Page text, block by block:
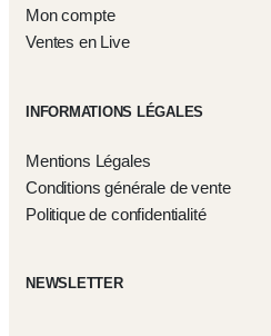
Mon compte
Ventes en Live
INFORMATIONS LÉGALES
Mentions Légales
Conditions générale de vente
Politique de confidentialité
NEWSLETTER